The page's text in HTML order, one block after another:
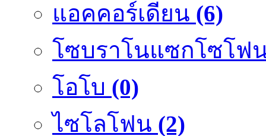
แอคคอร์เดียน (6)
โซบราโนแซกโซโฟ
โอโบ (0)
ไซโลโฟน (2)